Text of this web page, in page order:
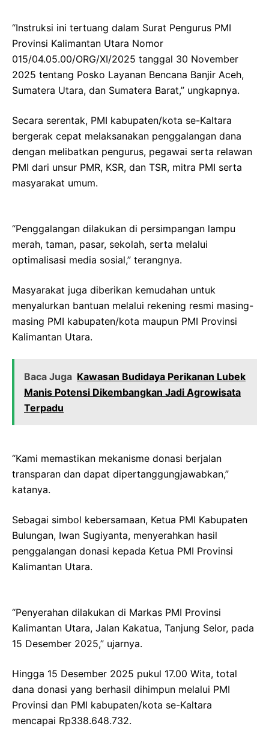
“Instruksi ini tertuang dalam Surat Pengurus PMI
Provinsi Kalimantan Utara Nomor
015/04.05.00/ORG/XI/2025 tanggal 30 November
2025 tentang Posko Layanan Bencana Banjir Aceh,
Sumatera Utara, dan Sumatera Barat,” ungkapnya.
Secara serentak, PMI kabupaten/kota se-Kaltara
bergerak cepat melaksanakan penggalangan dana
dengan melibatkan pengurus, pegawai serta relawan
PMI dari unsur PMR, KSR, dan TSR, mitra PMI serta
masyarakat umum.
“Penggalangan dilakukan di persimpangan lampu
merah, taman, pasar, sekolah, serta melalui
optimalisasi media sosial,” terangnya.
Masyarakat juga diberikan kemudahan untuk
menyalurkan bantuan melalui rekening resmi masing-
masing PMI kabupaten/kota maupun PMI Provinsi
Kalimantan Utara.
Baca Juga Kawasan Budidaya Perikanan Lubek
Manis Potensi Dikembangkan Jadi Agrowisata
Terpadu
“Kami memastikan mekanisme donasi berjalan
transparan dan dapat dipertanggungjawabkan,”
katanya.
Sebagai simbol kebersamaan, Ketua PMI Kabupaten
Bulungan, Iwan Sugiyanta, menyerahkan hasil
penggalangan donasi kepada Ketua PMI Provinsi
Kalimantan Utara.
“Penyerahan dilakukan di Markas PMI Provinsi
Kalimantan Utara, Jalan Kakatua, Tanjung Selor, pada
15 Desember 2025,” ujarnya.
Hingga 15 Desember 2025 pukul 17.00 Wita, total
dana donasi yang berhasil dihimpun melalui PMI
Provinsi dan PMI kabupaten/kota se-Kaltara
mencapai Rp338.648.732.